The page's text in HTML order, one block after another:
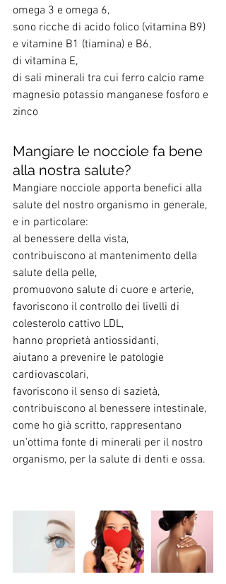
omega 3 e omega 6,
sono ricche di acido folico (vitamina B9)
e vitamine B1 (tiamina) e B6,
di vitamina E,
di sali minerali tra cui ferro calcio rame
magnesio potassio manganese fosforo e
zinco
Mangiare le nocciole fa bene
alla nostra salute?
Mangiare nocciole apporta benefici alla
salute del nostro organismo in generale,
e in particolare:
al benessere della vista,
contribuiscono al mantenimento della
salute della pelle,
promuovono salute di cuore e arterie,
favoriscono il controllo dei livelli di
colesterolo cattivo LDL,
hanno proprietà antiossidanti,
aiutano a prevenire le patologie
cardiovascolari,
favoriscono il senso di sazietà,
contribuiscono al benessere intestinale,
come ho già scritto, rappresentano
un'ottima fonte di minerali per il nostro
organismo, per la salute di denti e ossa.